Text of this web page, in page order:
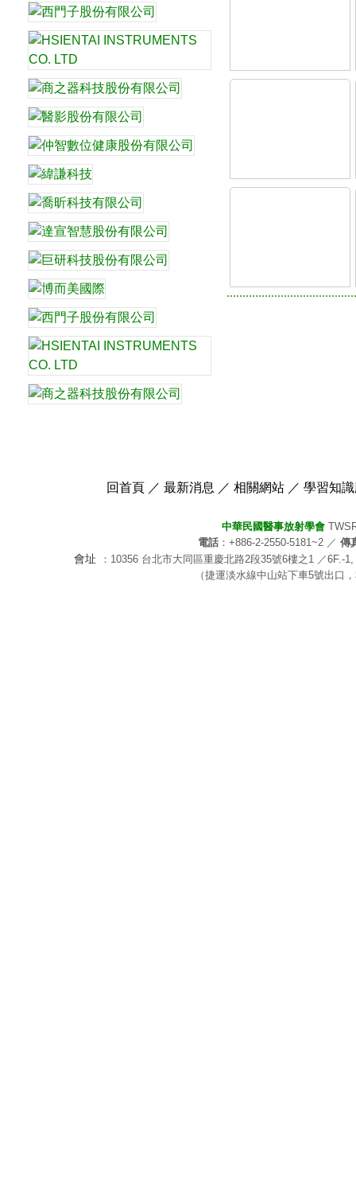
回首頁／ 最新消息 ／ 相關網站／ 學習知
中華民國醫事放射學會
電話：+886-2-2550-5181~2 ／ 傳
會址
：10356 台北市大同區重慶北路2段35號6樓之1 ／
（捷運淡水線中山站下車5號出口